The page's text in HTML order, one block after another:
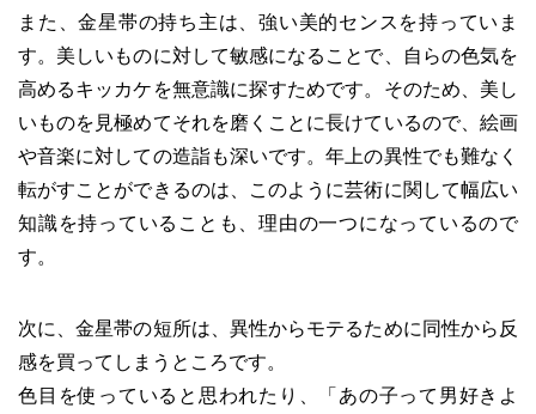
また、金星帯の持ち主は、強い美的センスを持っていま
す。美しいものに対して敏感になることで、自らの色気を
高めるキッカケを無意識に探すためです。そのため、美し
いものを見極めてそれを磨くことに長けているので、絵画
や音楽に対しての造詣も深いです。年上の異性でも難なく
転がすことができるのは、このように芸術に関して幅広い
知識を持っていることも、理由の一つになっているので
す。
次に、金星帯の短所は、異性からモテるために同性から反
感を買ってしまうところです。
色目を使っていると思われたり、「あの子って男好きよ